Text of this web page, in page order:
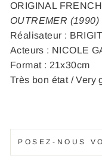
ORIGINAL
OUTREMER (1990)
Réalisateur :
Acteurs : NICOLE
Format : 21x30cm
Très bon état / Very
POSEZ-NOUS